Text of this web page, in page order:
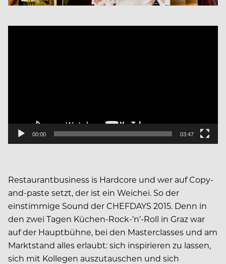
00:00 03:47
Restaurantbusiness is Hardcore und wer auf Copy-
and-paste setzt, der ist ein Weichei. So der
einstimmige Sound der CHEFDAYS 2015. Denn in
den zwei Tagen Küchen-Rock-’n’-Roll in Graz war
auf der Hauptbühne, bei den Masterclasses und am
Marktstand alles erlaubt: sich inspirieren zu lassen,
sich mit Kollegen auszutauschen und sich